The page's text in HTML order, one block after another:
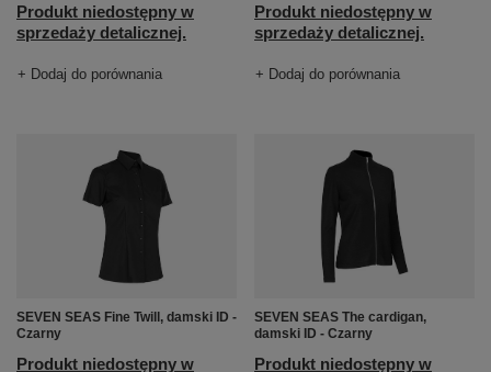
Produkt niedostępny w
sprzedaży detalicznej.
+ Dodaj do porównania
Produkt niedostępny w
sprzedaży detalicznej.
+ Dodaj do porównania
SEVEN SEAS Fine Twill, damski ID -
Czarny
Produkt niedostępny w
SEVEN SEAS The cardigan,
damski ID - Czarny
Produkt niedostępny w